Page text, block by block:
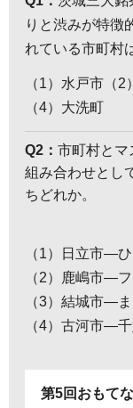
りと渋みが特徴
れている市町村
（1）水戸市（
（4）大洗町
Q2： 市町村とマ
組み合わせとし
ちどれか。
（1）日立市―
（2）鹿嶋市―
（3）結城市―
（4）古河市―
第5回おもて